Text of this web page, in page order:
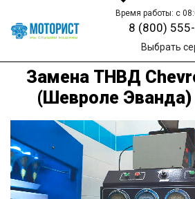
Время работы: с
8 (800)
Выбрать
Замена ТНВД
(Шевроле